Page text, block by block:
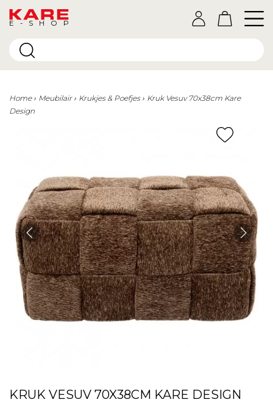
E-SHOP
Home Meubilair Krukjes & Poefjes
Kruk Vesuv 70x38cm Kare
Design
KRUK VESUV 70X38CM KARE DESIGN